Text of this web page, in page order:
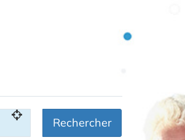
Rechercher